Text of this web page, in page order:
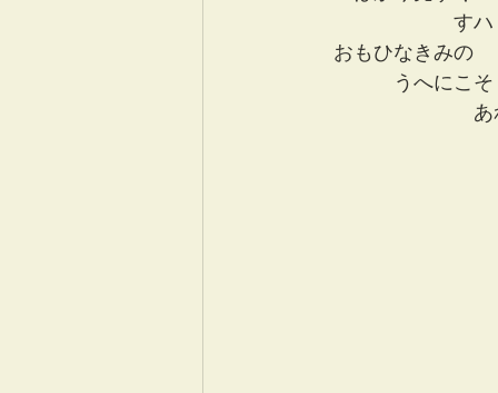
すハ
おもひなきみの
うへにこそ
あ